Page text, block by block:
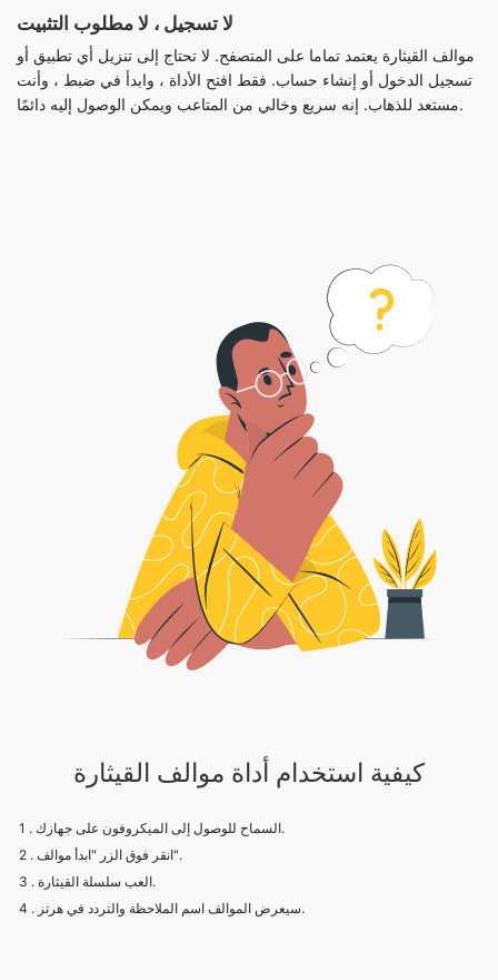
لا تسجيل ، لا مطلوب التثبيت
موالف القيثارة يعتمد تماما على المتصفح. لا تحتاج إلى تنزيل أي تطبيق أو
تسجيل الدخول أو إنشاء حساب. فقط افتح الأداة ، وابدأ في ضبط ، وأنت
مستعد للذهاب. إنه سريع وخالي من المتاعب ويمكن الوصول إليه دائمًا.
كيفية استخدام أداة موالف القيثارة
1 . السماح للوصول إلى الميكروفون على جهازك.
2 . انقر فوق الزر "ابدأ موالف".
3 . العب سلسلة القيثارة.
4 . سيعرض الموالف اسم الملاحظة والتردد في هرتز.